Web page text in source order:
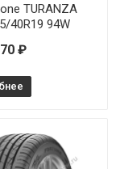
TURANZA
40R19 94W
₽